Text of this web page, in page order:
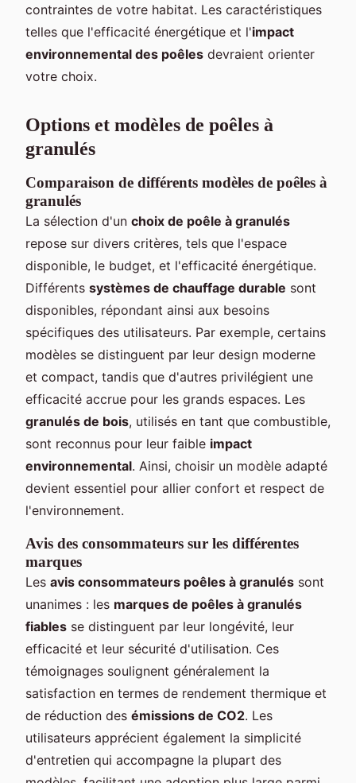
contraintes de votre habitat. Les caractéristiques
telles que l'efficacité énergétique et l'impact
environnemental des poêles devraient orienter
votre choix.
Options et modèles de poêles à
granulés
Comparaison de différents modèles de poêles à
granulés
La sélection d'un choix de poêle à granulés
repose sur divers critères, tels que l'espace
disponible, le budget, et l'efficacité énergétique.
Différents systèmes de chauffage durable sont
disponibles, répondant ainsi aux besoins
spécifiques des utilisateurs. Par exemple, certains
modèles se distinguent par leur design moderne
et compact, tandis que d'autres privilégient une
efficacité accrue pour les grands espaces. Les
granulés de bois, utilisés en tant que combustible,
sont reconnus pour leur faible impact
environnemental. Ainsi, choisir un modèle adapté
devient essentiel pour allier confort et respect de
l'environnement.
Avis des consommateurs sur les différentes
marques
Les avis consommateurs poêles à granulés sont
unanimes : les marques de poêles à granulés
fiables se distinguent par leur longévité, leur
efficacité et leur sécurité d'utilisation. Ces
témoignages soulignent généralement la
satisfaction en termes de rendement thermique et
de réduction des émissions de CO2. Les
utilisateurs apprécient également la simplicité
d'entretien qui accompagne la plupart des